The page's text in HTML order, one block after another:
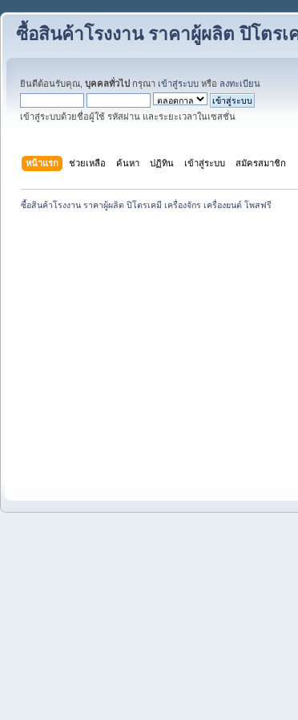
ซื้อสินค้าโรงงาน ราคาผู้ผลิต ปิโตรเ
ยินดีต้อนรับคุณ, บุคคลทั่วไป กรุณา เข้าสู่ระบบ หรือ ลงทะเบียน
เข้าสู่ระบบด้วยชื่อผู้ใช้ รหัสผ่าน และระยะเวลาในเซสชั่น
หน้าแรก ช่วยเหลือ ค้นหา ปฏิทิน เข้าสู่ระบบ สมัครสมาชิก
ซื้อสินค้าโรงงาน ราคาผู้ผลิต ปิโตรเคมี เครื่องจักร เครื่องยนต์ โพสฟรี